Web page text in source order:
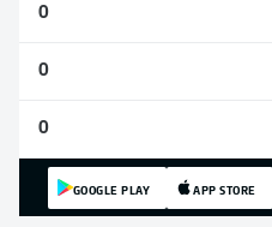
0
0
0
APP STORE
GOOGLE PLAY